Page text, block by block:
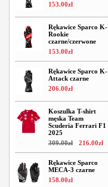
153.00zł
Rękawice Sparco K-
Rookie
czarne/czerwone
153.00zł
Rękawice Sparco K-
Attack czarne
206.00zł
Koszulka T-shirt
męska Team
Scuderia Ferrari F1
2025
309.00zł 216.00zł
Rękawice Sparco
MECA-3 czarne
158.00zł